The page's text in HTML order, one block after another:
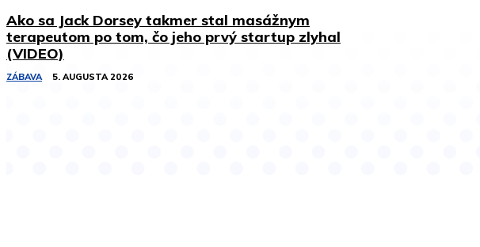
Ako sa Jack Dorsey takmer stal masážnym
terapeutom po tom, čo jeho prvý startup zlyhal
(VIDEO)
ZÁBAVA 5. AUGUSTA 2026